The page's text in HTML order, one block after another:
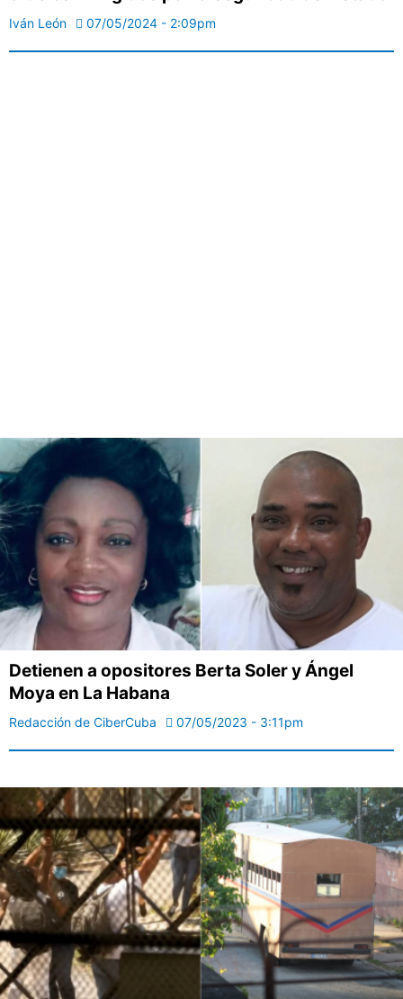
Iván León 07/05/2024 - 2:09pm
Detienen a opositores Berta Soler y Ángel
Moya en La Habana
Redacción de CiberCuba 07/05/2023 - 3:11pm